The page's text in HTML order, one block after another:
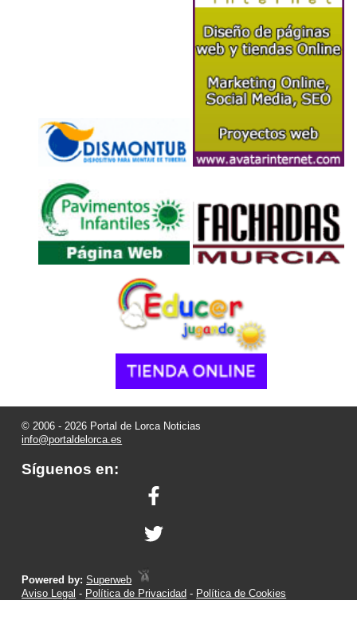
© 2006 - 2026 Portal de Lorca Noticias
info@portaldelorca.es
Síguenos en:
Powered by:Superweb
Aviso Legal - Política de Privacidad - Política de Cookies